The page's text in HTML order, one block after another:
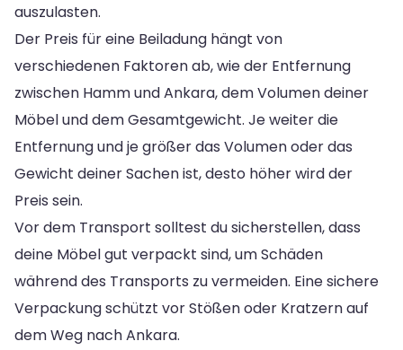
auszulasten.
Der Preis für eine Beiladung hängt von
verschiedenen Faktoren ab, wie der Entfernung
zwischen Hamm und Ankara, dem Volumen deiner
Möbel und dem Gesamtgewicht. Je weiter die
Entfernung und je größer das Volumen oder das
Gewicht deiner Sachen ist, desto höher wird der
Preis sein.
Vor dem Transport solltest du sicherstellen, dass
deine Möbel gut verpackt sind, um Schäden
während des Transports zu vermeiden. Eine sichere
Verpackung schützt vor Stößen oder Kratzern auf
dem Weg nach Ankara.